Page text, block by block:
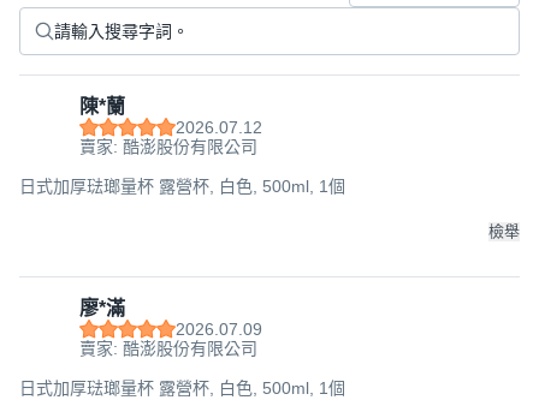
陳*蘭
2026.07.12
賣家: 酷澎股份有限公司
日式加厚琺瑯量杯 露營杯, 白色, 500ml, 1個
檢舉
廖*滿
2026.07.09
賣家: 酷澎股份有限公司
日式加厚琺瑯量杯 露營杯, 白色, 500ml, 1個